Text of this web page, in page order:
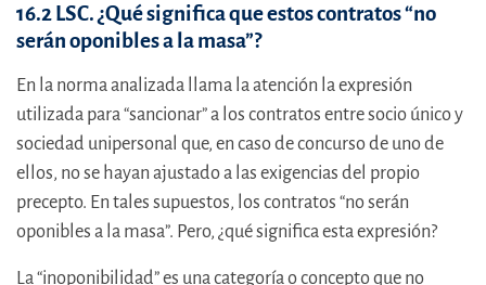
16.2 LSC. ¿Qué significa que estos contratos “no
serán oponibles a la masa”?
En la norma analizada llama la atención la expresión
utilizada para “sancionar” a los contratos entre socio único y
sociedad unipersonal que, en caso de concurso de uno de
ellos, no se hayan ajustado a las exigencias del propio
precepto. En tales supuestos, los contratos “no serán
oponibles a la masa”. Pero, ¿qué significa esta expresión?
La “inoponibilidad” es una categoría o concepto que no